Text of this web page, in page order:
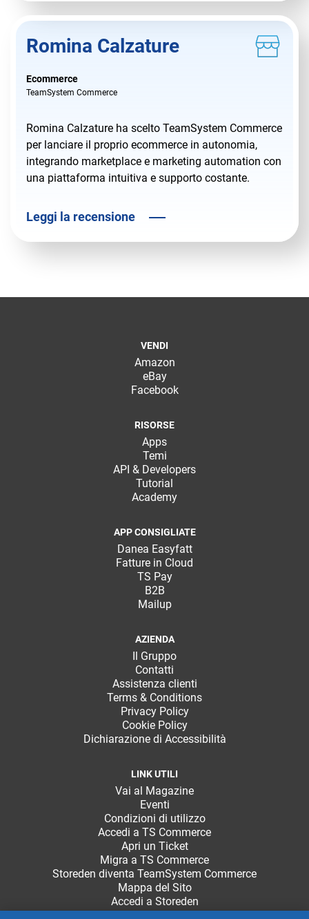
Romina Calzature
Ecommerce
TeamSystem Commerce
Romina Calzature ha scelto TeamSystem Commerce
per lanciare il proprio ecommerce in autonomia,
integrando marketplace e marketing automation con
una piattaforma intuitiva e supporto costante.
Leggi la recensione
VENDI
Amazon
eBay
Facebook
RISORSE
Apps
Temi
API & Developers
Tutorial
Academy
APP CONSIGLIATE
Danea Easyfatt
Fatture in Cloud
TS Pay
B2B
Mailup
AZIENDA
Il Gruppo
Contatti
Assistenza clienti
Terms & Conditions
Privacy Policy
Cookie Policy
Dichiarazione di Accessibilità
LINK UTILI
Vai al Magazine
Eventi
Condizioni di utilizzo
Accedi a TS Commerce
Apri un Ticket
Migra a TS Commerce
Storeden diventa TeamSystem Commerce
Mappa del Sito
Accedi a Storeden